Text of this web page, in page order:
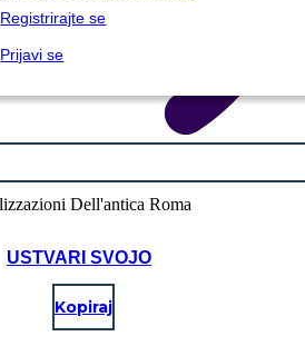
Registrirajte se
Prijavi se
USTVARI SVOJO
Kopiraj